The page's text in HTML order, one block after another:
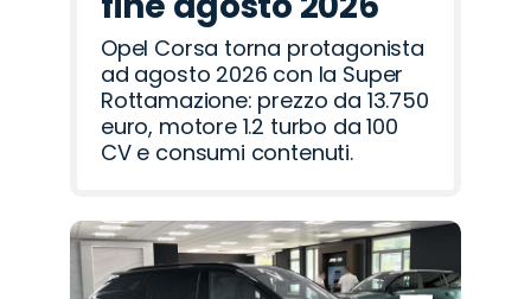
Opel Corsa torna protagonista
ad agosto 2026 con la Super
Rottamazione: prezzo da 13.750
euro, motore 1.2 turbo da 100
CV e consumi contenuti.